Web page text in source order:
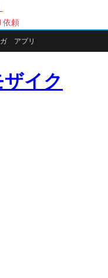
依頼